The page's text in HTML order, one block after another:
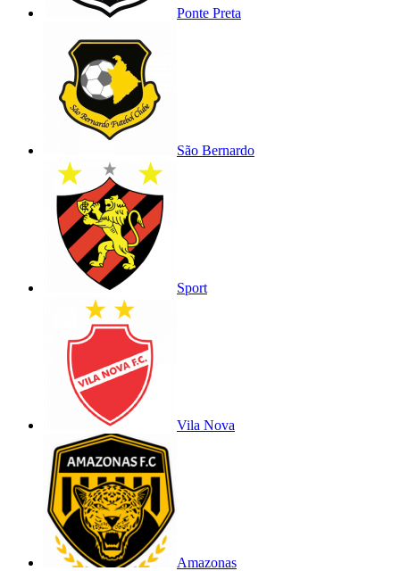
Ponte Preta
São Bernardo
Sport
Vila Nova
Amazonas